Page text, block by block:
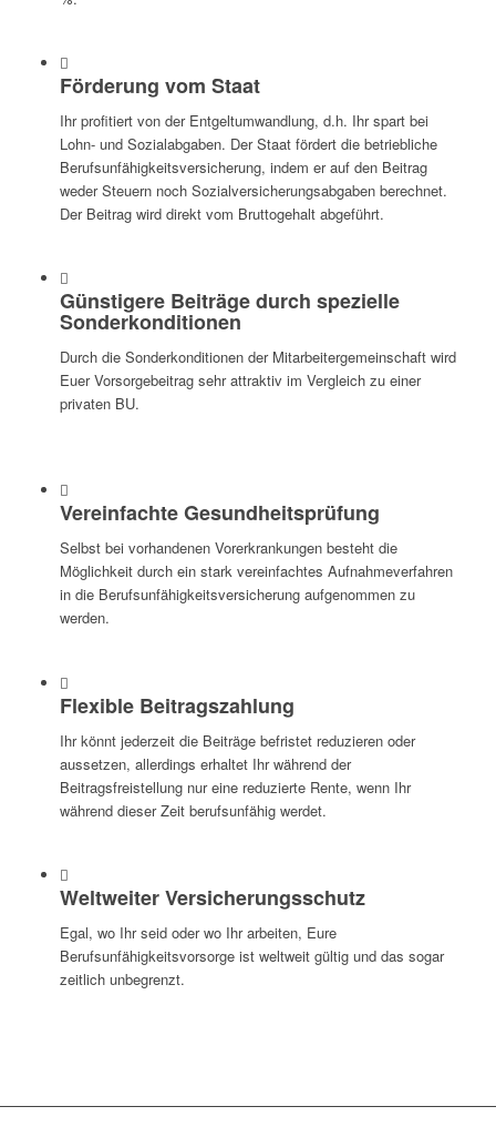
Förderung vom Staat
Ihr profitiert von der Entgeltumwandlung, d.h. Ihr spart bei
Lohn- und Sozialabgaben. Der Staat fördert die betriebliche
Berufsunfähigkeitsversicherung, indem er auf den Beitrag
weder Steuern noch Sozialversicherungsabgaben berechnet.
Der Beitrag wird direkt vom Bruttogehalt abgeführt.
Günstigere Beiträge durch spezielle
Sonderkonditionen
Durch die Sonderkonditionen der Mitarbeitergemeinschaft wird
Euer Vorsorgebeitrag sehr attraktiv im Vergleich zu einer
privaten BU.
Vereinfachte Gesundheitsprüfung
Selbst bei vorhandenen Vorerkrankungen besteht die
Möglichkeit durch ein stark vereinfachtes Aufnahmeverfahren
in die Berufsunfähigkeitsversicherung aufgenommen zu
werden.
Flexible Beitragszahlung
Ihr könnt jederzeit die Beiträge befristet reduzieren oder
aussetzen, allerdings erhaltet Ihr während der
Beitragsfreistellung nur eine reduzierte Rente, wenn Ihr
während dieser Zeit berufsunfähig werdet.
Weltweiter Versicherungsschutz
Egal, wo Ihr seid oder wo Ihr arbeiten, Eure
Berufsunfähigkeitsvorsorge ist weltweit gültig und das sogar
zeitlich unbegrenzt.